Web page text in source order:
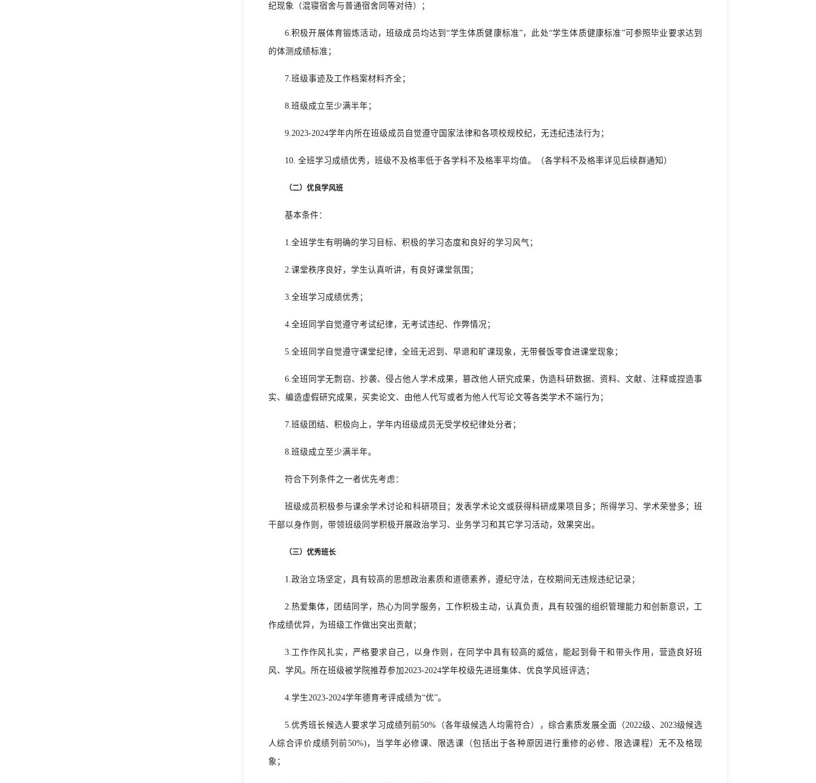
纪现象（混寝宿舍与普通宿舍同等对待）；
6.积极开展体育锻炼活动，班级成员均达到“学生体质健康标准”，此处“学生体质健康标准”可参照毕业要求达到
的体测成绩标准；
7.班级事迹及工作档案材料齐全；
8.班级成立至少满半年；
9.2023-2024学年内所在班级成员自觉遵守国家法律和各项校规校纪，无违纪违法行为；
10. 全班学习成绩优秀，班级不及格率低于各学科不及格率平均值。（各学科不及格率详见后续群通知）
（二）优良学风班
基本条件：
1.全班学生有明确的学习目标、积极的学习态度和良好的学习风气；
2.课堂秩序良好，学生认真听讲，有良好课堂氛围；
3.全班学习成绩优秀；
4.全班同学自觉遵守考试纪律，无考试违纪、作弊情况；
5.全班同学自觉遵守课堂纪律，全班无迟到、早退和旷课现象，无带餐饭零食进课堂现象；
6.全班同学无剽窃、抄袭、侵占他人学术成果，篡改他人研究成果，伪造科研数据、资料、文献、注释或捏造事
实、编造虚假研究成果，买卖论文、由他人代写或者为他人代写论文等各类学术不端行为；
7.班级团结、积极向上，学年内班级成员无受学校纪律处分者；
8.班级成立至少满半年。
符合下列条件之一者优先考虑：
班级成员积极参与课余学术讨论和科研项目；发表学术论文或获得科研成果项目多；所得学习、学术荣誉多；班
干部以身作则，带领班级同学积极开展政治学习、业务学习和其它学习活动，效果突出。
（三）优秀班长
1.政治立场坚定，具有较高的思想政治素质和道德素养，遵纪守法，在校期间无违规违纪记录；
2.热爱集体，团结同学，热心为同学服务，工作积极主动，认真负责，具有较强的组织管理能力和创新意识，工
作成绩优异，为班级工作做出突出贡献；
3.工作作风扎实，严格要求自己，以身作则，在同学中具有较高的威信，能起到骨干和带头作用，营造良好班
风、学风。所在班级被学院推荐参加2023-2024学年校级先进班集体、优良学风班评选；
4.学生2023-2024学年德育考评成绩为“优”。
5.优秀班长候选人要求学习成绩列前50%（各年级候选人均需符合），综合素质发展全面（2022级、2023级候选
人综合评价成绩列前50%)，当学年必修课、限选课（包括出于各种原因进行重修的必修、限选课程）无不及格现
象；